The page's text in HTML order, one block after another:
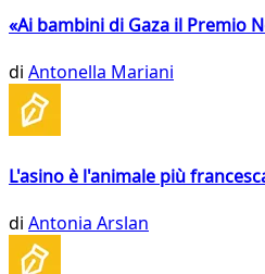
«Ai bambini di Gaza il Premio
di Antonella Mariani
L'asino è l'animale più
di Antonia Arslan